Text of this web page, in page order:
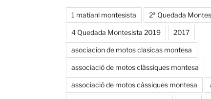
1 matianl montesista 2ª Quedada
4 Quedada Montesista 2019 2017
asociacion de motos clasicas montesa
associació de motos clàssiques montesa
associació de motos càssiques montesa